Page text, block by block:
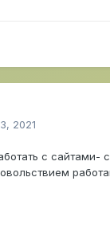
2021
с сайтами-